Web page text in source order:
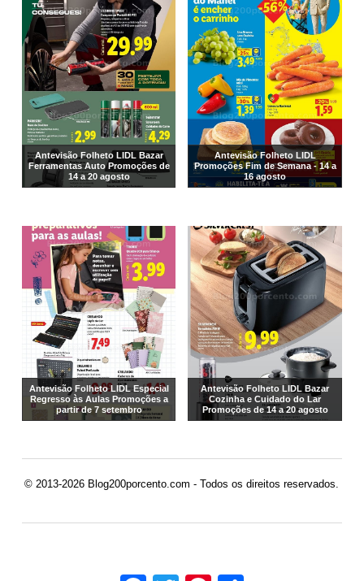
Antevisão Folheto LIDL Bazar
Ferramentas Auto Promoções de
14 a 20 agosto
Antevisão Folheto LIDL
Promoções Fim de Semana - 14 a
16 agosto
Antevisão Folheto LIDL Especial
Regresso às Aulas Promoções a
partir de 7 setembro
Antevisão Folheto LIDL Bazar
Cozinha e Cuidado do Lar
Promoções de 14 a 20 agosto
© 2013-2026 Blog200porcento.com - Todos os direitos reservados.